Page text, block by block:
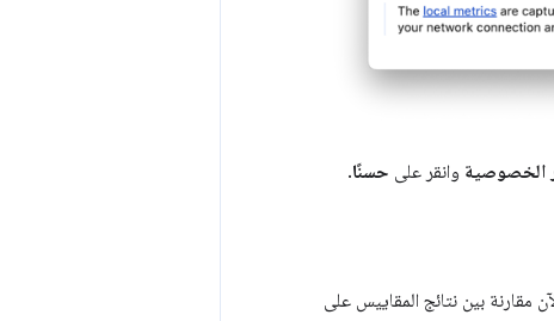
الخصوصية وانقر على حسنًا.
مقارنة بين نتائج المقاييس على